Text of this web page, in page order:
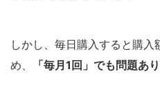
しかし、毎日購入すると購
め、
「毎月1回」でも問題あ